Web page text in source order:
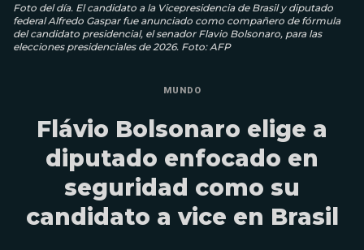
Foto del día. El candidato a la Vicepresidencia de Brasil y diputado
federal Alfredo Gaspar fue anunciado como compañero de fórmula
del candidato presidencial, el senador Flavio Bolsonaro, para las
elecciones presidenciales de 2026. Foto: AFP
MUNDO
Flávio Bolsonaro elige a
diputado enfocado en
seguridad como su
candidato a vice en Brasil